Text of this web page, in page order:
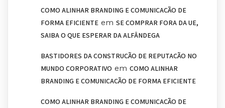
COMO ALINHAR BRANDING E COMUNICAÇÃO DE
FORMA EFICIENTE em SE COMPRAR FORA DA UE,
SAIBA O QUE ESPERAR DA ALFÂNDEGA
BASTIDORES DA CONSTRUÇÃO DE REPUTAÇÃO NO
MUNDO CORPORATIVO em COMO ALINHAR
BRANDING E COMUNICAÇÃO DE FORMA EFICIENTE
COMO ALINHAR BRANDING E COMUNICAÇÃO DE